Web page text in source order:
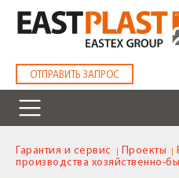
ОТПРАВИТЬ ЗАПРОС
Гарантия и сервис Проекты
производства хозяйственно-